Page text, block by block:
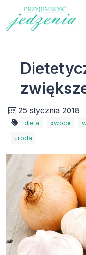
25 stycznia 2018
dieta owoce
uroda